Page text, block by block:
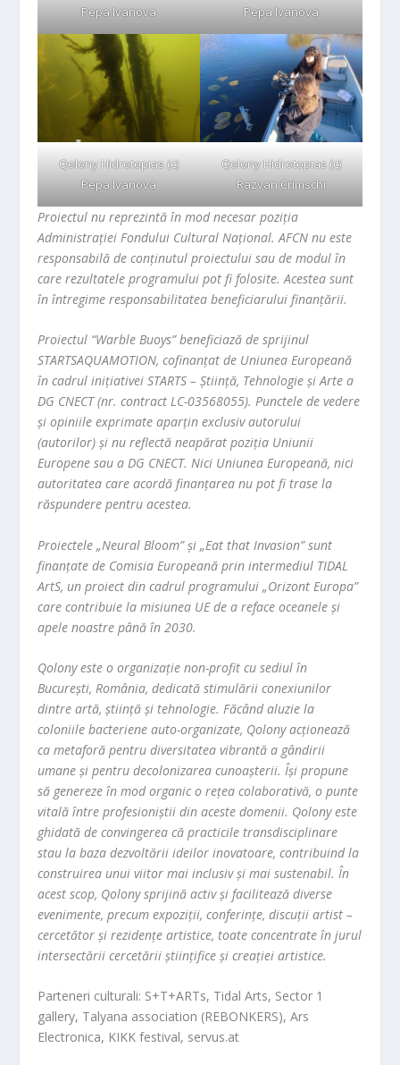
Pepa Ivanova
Pepa Ivanova
Qolony Hidrotopias (c)
Pepa Ivanova
Qolony Hidrotopias (c)
Razvan Crimschi
Proiectul nu reprezintă în mod necesar poziţia
Administrației Fondului Cultural Național. AFCN nu este
responsabilă de conținutul proiectului sau de modul în
care rezultatele programului pot fi folosite. Acestea sunt
în întregime responsabilitatea beneficiarului finanțării.
Proiectul “Warble Buoys” beneficiază de sprijinul
STARTSAQUAMOTION, cofinanțat de Uniunea Europeană
în cadrul inițiativei STARTS – Știință, Tehnologie și Arte a
DG CNECT (nr. contract LC-03568055). Punctele de vedere
și opiniile exprimate aparțin exclusiv autorului
(autorilor) și nu reflectă neapărat poziția Uniunii
Europene sau a DG CNECT. Nici Uniunea Europeană, nici
autoritatea care acordă finanțarea nu pot fi trase la
răspundere pentru acestea.
Proiectele „Neural Bloom” și „Eat that Invasion” sunt
finanțate de Comisia Europeană prin intermediul TIDAL
ArtS, un proiect din cadrul programului „Orizont Europa”
care contribuie la misiunea UE de a reface oceanele și
apele noastre până în 2030.
Qolony este o organizație non-profit cu sediul în
București, România, dedicată stimulării conexiunilor
dintre artă, știință și tehnologie. Făcând aluzie la
coloniile bacteriene auto-organizate, Qolony acționează
ca metaforă pentru diversitatea vibrantă a gândirii
umane și pentru decolonizarea cunoașterii. Își propune
să genereze în mod organic o rețea colaborativă, o punte
vitală între profesioniștii din aceste domenii. Qolony este
ghidată de convingerea că practicile transdisciplinare
stau la baza dezvoltării ideilor inovatoare, contribuind la
construirea unui viitor mai inclusiv și mai sustenabil. În
acest scop, Qolony sprijină activ și facilitează diverse
evenimente, precum expoziții, conferințe, discuții artist –
cercetător și rezidențe artistice, toate concentrate în jurul
intersectării cercetării științifice și creației artistice.
Parteneri culturali: S+T+ARTs, Tidal Arts, Sector 1
gallery, Talyana association (REBONKERS), Ars
Electronica, KIKK festival, servus.at